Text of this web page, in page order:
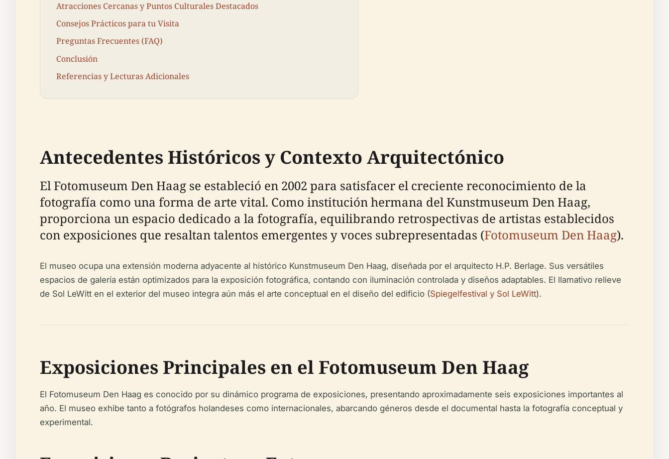
Atracciones Cercanas y Puntos Culturales Destacados
Consejos Prácticos para tu Visita
Preguntas Frecuentes (FAQ)
Conclusión
Referencias y Lecturas Adicionales
Antecedentes Históricos y Contexto Arquitectónico
El Fotomuseum Den Haag se estableció en 2002 para satisfacer el creciente reconocimiento de la
fotografía como una forma de arte vital. Como institución hermana del Kunstmuseum Den Haag,
proporciona un espacio dedicado a la fotografía, equilibrando retrospectivas de artistas establecidos
con exposiciones que resaltan talentos emergentes y voces subrepresentadas (Fotomuseum Den Haag).
El museo ocupa una extensión moderna adyacente al histórico Kunstmuseum Den Haag, diseñada por el arquitecto H.P. Berlage. Sus versátiles
espacios de galería están optimizados para la exposición fotográfica, contando con iluminación controlada y diseños adaptables. El llamativo relieve
de Sol LeWitt en el exterior del museo integra aún más el arte conceptual en el diseño del edificio (Spiegelfestival y Sol LeWitt).
Exposiciones Principales en el Fotomuseum Den Haag
El Fotomuseum Den Haag es conocido por su dinámico programa de exposiciones, presentando aproximadamente seis exposiciones importantes al
año. El museo exhibe tanto a fotógrafos holandeses como internacionales, abarcando géneros desde el documental hasta la fotografía conceptual y
experimental.